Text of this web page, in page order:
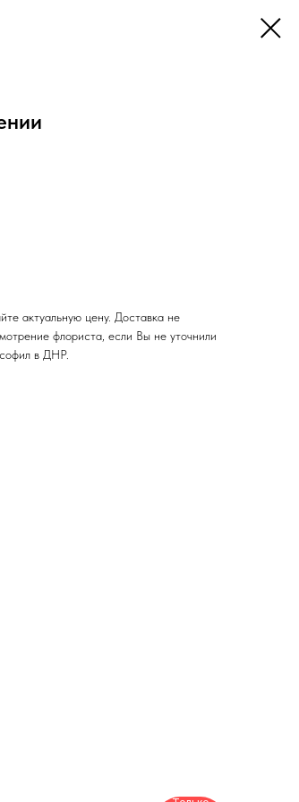
актуальную цену. Доставка не
флориста, если Вы не уточнили
в ДНР.